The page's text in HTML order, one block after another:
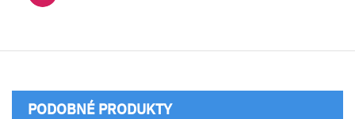
PODOBNÉ PRODUKTY